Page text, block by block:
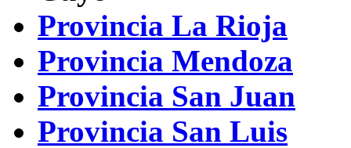
Provincia La Rioja
Provincia Mendoza
Provincia San Juan
Provincia San Luis